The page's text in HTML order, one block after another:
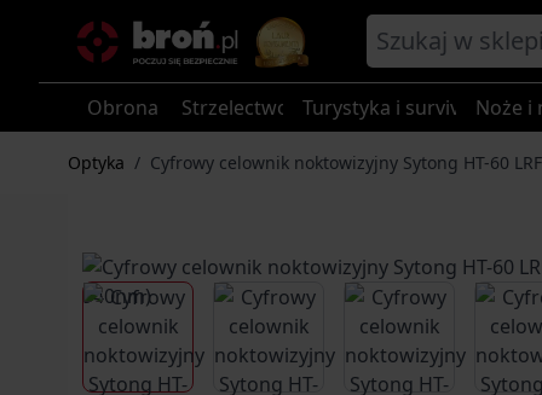
Obrona Strzelectwo Turystyka i survival Noże i
Optyka / Cyfrowy celownik noktowizyjny Sytong HT-60
View larger imageView larger imageView larger